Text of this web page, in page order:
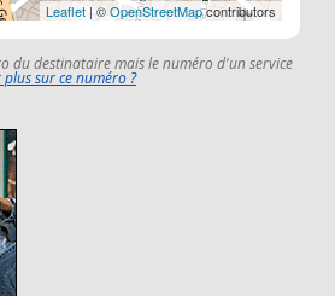
Leaflet| ©OpenStreetMapcontributors
du destinataire mais le numéro d'un service
plus sur ce numéro ?